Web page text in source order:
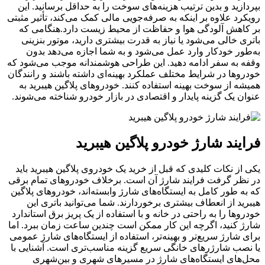
بپردازید و بدین ترتیب هزینه‌های سوخت را به حداقل برسانید. این
رویکرد علاوه بر اینکه به صرفه‌جویی مالی کمک می‌کند، تأثیر مثبتی
بر کاهش آلودگی هوا و حفاظت از محیط زیست دارد.هنگامی که
باتری خالی می‌شود یا نیاز به قدرت بیشتری دارید، موتور بنزینی
به‌طور خودکار وارد عمل می‌شود و به شما اجازه می‌دهد بدون
وقفه به سفر ادامه دهید. این طراحی هوشمندانه موجب می‌شود که
خودروها در شرایط مختلف عملکرد بهینه‌ای داشته باشند و رانندگان
همیشه از سوخت بهینه استفاده کنند. خودروهای پلاگین هیبرید به
عنوان یک گزینه پایدار و اقتصادی در بازار خودرو شناخته می‌شوند.
فرایند شارژ خودرو پلاگین هیبرید
یکی از نکات کلیدی که قبل از خرید یک خودروی پلاگین هیبرید باید
در نظر گرفت فرایند شارژ آن است. برخلاف خودروهای تمام برقی
که به طور کامل به ایستگاه‌های شارژ وابسته‌اند، خودروهای پلاگین
هیبرید از انعطاف بیشتری برخوردارند. شما می‌توانید باتری این
خودروها را به راحتی در خانه و با استفاده از یک پریز برق استاندارد
شارژ کنید، اگرچه این کار ممکن است چندین ساعت زمان ببرد. اما
برای شارژ سریع‌تر و بهینه‌تر، استفاده از ایستگاه‌های شارژ عمومی
یا نصب شارژرهای خانگی سریع گزینه مناسب‌تری است. آشنایی با
محل‌های ایستگاه‌های شارژ در مسیرهای شهری و بین‌شهری